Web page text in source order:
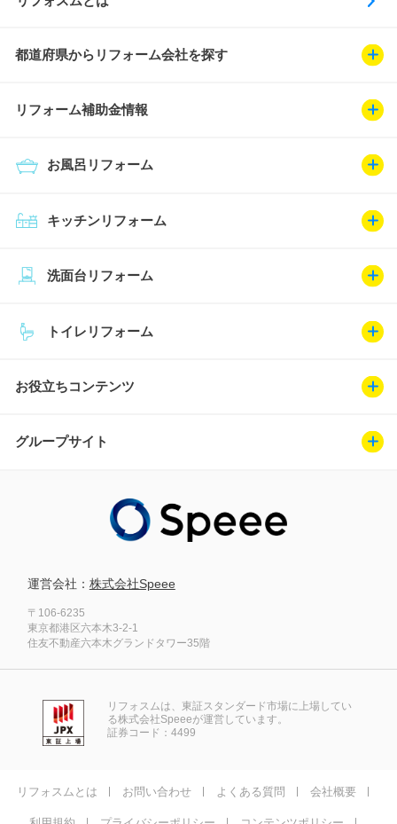
都道府県からリフォーム会社を探す
リフォーム補助金情報
キッチンリフォーム
お風呂リフォーム
トイレリフォーム
洗面台リフォーム
お役立ちコンテンツ
グループサイト
運営会社： 株式会社Speee
〒106-6235
東京都港区六本木3-2-1
住友不動産六本木グランドタワー35階
リフォスムは、東証スタンダード市場に上場してい
る株式会社Speeeが運営しています。
証券コード：4499
リフォスムとは お問い合わせ よくある質問 会社概要